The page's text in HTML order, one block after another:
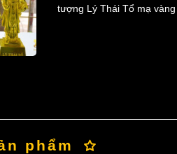
tượng Lý Thái Tổ mạ
phẩm